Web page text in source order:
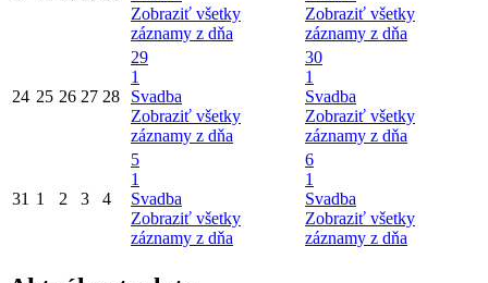
Zobraziť všetky
záznamy z dňa
Zobraziť všetky
záznamy z dňa
24 25 26 27 28
29
1
Svadba
Zobraziť všetky
záznamy z dňa
30
1
Svadba
Zobraziť všetky
záznamy z dňa
31 1 2 3 4
5
1
Svadba
Zobraziť všetky
záznamy z dňa
6
1
Svadba
Zobraziť všetky
záznamy z dňa